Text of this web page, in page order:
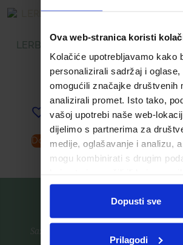
Ova web-stranica koristi
Kolačiće upotrebljavamo kako
personalizirali sadržaj i oglase,
omogućili značajke društvenih
analizirali promet. Isto tako,
vašoj upotrebi naše web-
dijelimo s partnerima za
medije, oglašavanje i analizu,
mogu kombinirati s drugim
ste upotrebljavali njihove
Dopusti sve
Prilagodi
LERBOLARIO BAOBAB
PARFEM
34,48 €
Dodaj u listu želja
Dodaj u košaricu
VODA S
Saznajte prvi za nove proizvode i